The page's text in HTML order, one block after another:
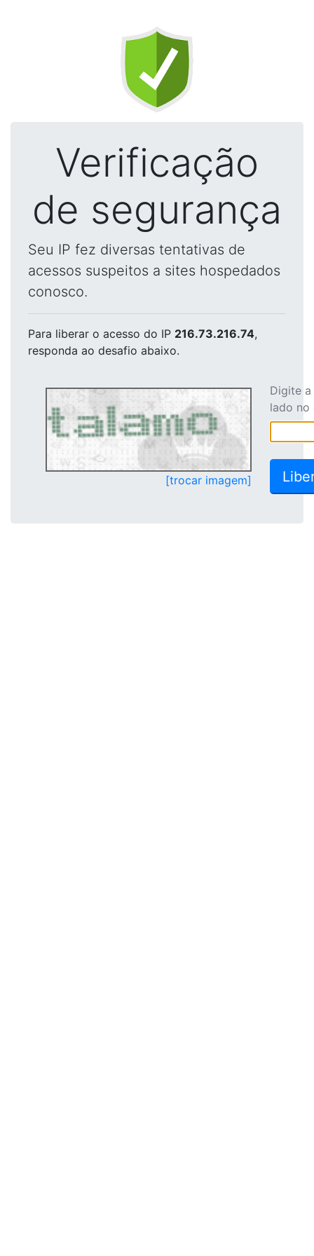
Verificação
de segurança
Seu IP fez diversas tentativas de
acessos suspeitos a sites hospedados
conosco.
Para liberar o acesso do IP 216.73.216.74,
responda ao desafio abaixo.
[trocar imagem]
Digite
lado no